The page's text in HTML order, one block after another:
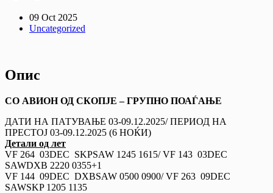
09 Oct 2025
Uncategorized
Опис
СО АВИОН ОД СКОПЈЕ – ГРУПНО ПОАЃАЊЕ
ДАТИ НА ПАТУВАЊЕ 03-09.12.2025/ ПЕРИОД НА
ПРЕСТОЈ 03-09.12.2025 (6 НОЌИ)
Детали од лет
VF 264 03DEC SKPSAW 1245 1615/ VF 143 03DEC
SAWDXB 2220 0355+1
VF 144 09DEC DXBSAW 0500 0900/ VF 263 09DEC
SAWSKP 1205 1135